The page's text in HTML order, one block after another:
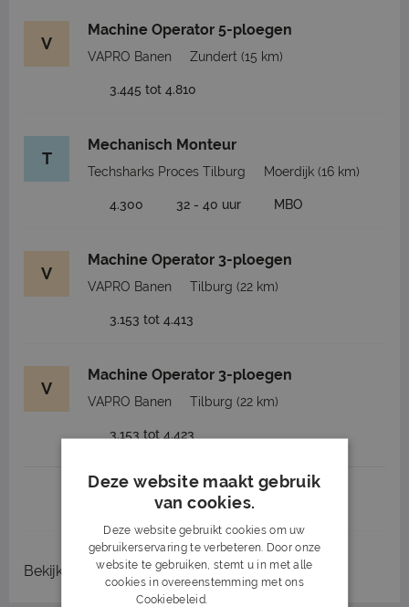
V
Machine Operator 5-ploegen
VAPRO Banen Zundert (15 km)
3.445 tot 4.810
T
Mechanisch Monteur
Techsharks Proces Tilburg Moerdijk (16 km)
4.300 32 - 40 uur MBO
V
Machine Operator 3-ploegen
VAPRO Banen Tilburg (22 km)
3.153 tot 4.413
V
Machine Operator 3-ploegen
VAPRO Banen Tilburg (22 km)
3.153 tot 4.423
2 3 Volgende >
Bekijk recent gesloten vacatures
Deze website maakt gebruik
van cookies.
Deze website gebruikt cookies om uw
gebruikerservaring te verbeteren. Door onze
website te gebruiken, stemt u in met alle
cookies in overeenstemming met ons
Cookiebeleid.